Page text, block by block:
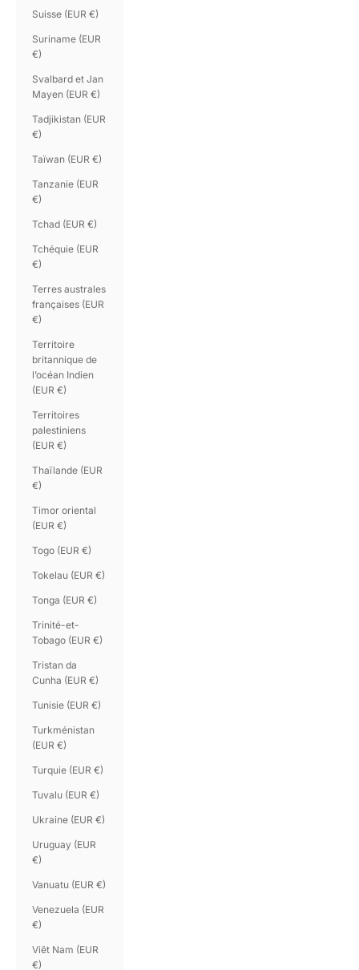
Suisse (EUR €)
Suriname (EUR
€)
Svalbard et Jan
Mayen (EUR €)
Tadjikistan (EUR
€)
Taïwan (EUR €)
Tanzanie (EUR
€)
Tchad (EUR €)
Tchéquie (EUR
€)
Terres australes
françaises (EUR
€)
Territoire
britannique de
l’océan Indien
(EUR €)
Territoires
palestiniens
(EUR €)
Thaïlande (EUR
€)
Timor oriental
(EUR €)
Togo (EUR €)
Tokelau (EUR €)
Tonga (EUR €)
Trinité-et-
Tobago (EUR €)
Tristan da
Cunha (EUR €)
Tunisie (EUR €)
Turkménistan
(EUR €)
Turquie (EUR €)
Tuvalu (EUR €)
Ukraine (EUR €)
Uruguay (EUR
€)
Vanuatu (EUR €)
Venezuela (EUR
€)
Viêt Nam (EUR
€)